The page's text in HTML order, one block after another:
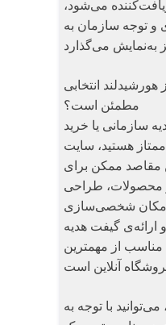
می‌شود،
و توجه سازمان به
انتخابی
مطمئن است؟
سازمانی یا خرید
هستید، سایت
مقاصد ممکن برای
طراحی
امکان شخصی‌سازی
ارائه‌ی گیفت هدیه
از مهمترین
با توجه به